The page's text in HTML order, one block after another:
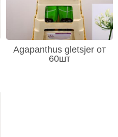
Agapanthus gletsjer от
60шт